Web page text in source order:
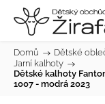
Domů / Dětské
Jarní kalhoty /
Dětské kalhoty
1007 - modrá 2023